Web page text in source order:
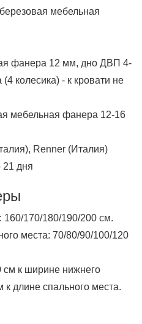
мебельная
фанера 12 мм, дно ДВП 4-
колесика) - к кровати не
мебельная фанера 12-16
Renner (Италия)
21 дня
160/170/180/190/200 см.
места: 70/80/90/100/120
см к ширине нижнего
к длине спального места.